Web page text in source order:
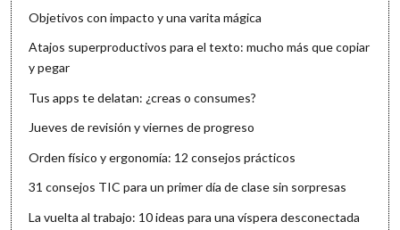
Objetivos con impacto y una varita mágica
Atajos superproductivos para el texto: mucho más que copiar
y pegar
Tus apps te delatan: ¿creas o consumes?
Jueves de revisión y viernes de progreso
Orden físico y ergonomía: 12 consejos prácticos
31 consejos TIC para un primer día de clase sin sorpresas
La vuelta al trabajo: 10 ideas para una víspera desconectada